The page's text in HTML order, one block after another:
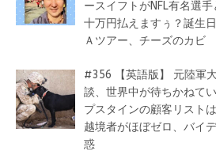
ースイフトがNFL有名選
十万円払えますぅ？誕生
Ａツアー、チーズのカビ
#356 【英語版】 元陸軍
談、世界中が待ちかねて
プスタインの顧客リスト
越境者がほぼゼロ、バイ
惑